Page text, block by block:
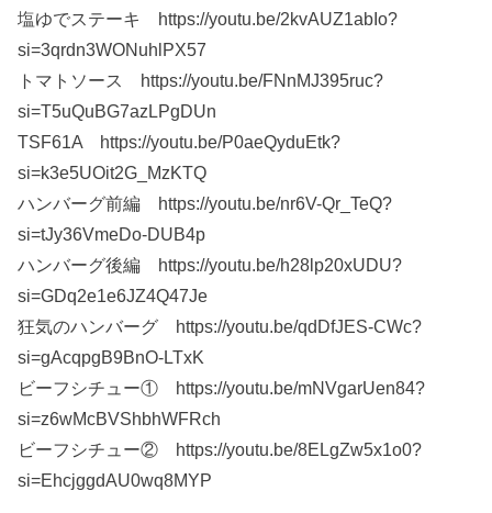
塩ゆでステーキ https://youtu.be/2kvAUZ1abIo?
si=3qrdn3WONuhlPX57
トマトソース https://youtu.be/FNnMJ395ruc?
si=T5uQuBG7azLPgDUn
TSF61A https://youtu.be/P0aeQyduEtk?
si=k3e5UOit2G_MzKTQ
ハンバーグ前編 https://youtu.be/nr6V-Qr_TeQ?
si=tJy36VmeDo-DUB4p
ハンバーグ後編 https://youtu.be/h28lp20xUDU?
si=GDq2e1e6JZ4Q47Je
狂気のハンバーグ https://youtu.be/qdDfJES-CWc?
si=gAcqpgB9BnO-LTxK
ビーフシチュー① https://youtu.be/mNVgarUen84?
si=z6wMcBVShbhWFRch
ビーフシチュー② https://youtu.be/8ELgZw5x1o0?
si=EhcjggdAU0wq8MYP